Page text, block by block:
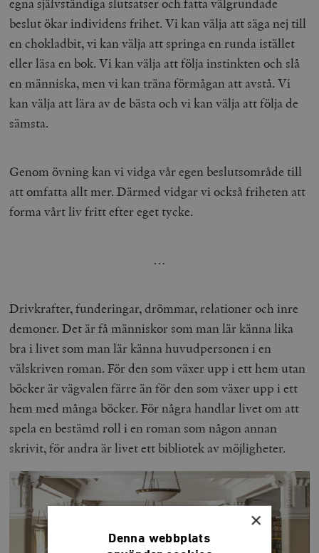
egna självständiga slutsatser och fatta välgrundade
beslut ökar individens frihet. Vi kan välja att säga nej till
en chokladbit, vi kan välja att springa en runda istället
eller läsa en bok. Vi kan välja att följa instinkten och slå
en människa, men vi kan träna förmågan att avstå. Vi
kan välja att lära av de bästa och vi kan välja att följa de
sämsta.
Genom övning kan vi vidga vår egen beslutsområde till
att omfatta allt mer. Därmed vidgar vi också friheten att
forma vårt liv fritt efter eget tycke.
…
Drivkrafter, funderingar, drömmar, relationer och inre
demoner. Det är få människor som man lär känna lika
bra i livet som man lär känna huvudpersonen i en
välskriven roman. För den som växer upp i ett hem utan
böcker är vägvalen färre än för den som växer upp i ett
hem med många böcker. För några handlar livet om att
spela en bestämd roll i en roman som någon annan
skrivit, för andra är livet ett bibliotek av möjligheter.
×
Denna webbplats